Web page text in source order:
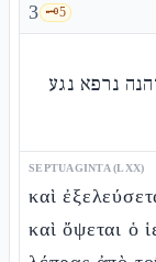
3 🗝️5
נרפא נגע
SEPTUAGINTA (LXX)
καὶ
καὶ ὄψεται ὁ